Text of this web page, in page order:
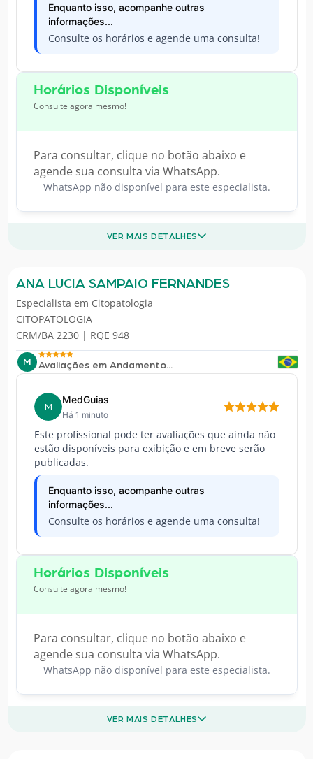
Enquanto isso, acompanhe outras
informações...
Consulte os horários e agende uma consulta!
Horários Disponíveis
Consulte agora mesmo!
Para consultar, clique no botão abaixo e
agende sua consulta via WhatsApp.
WhatsApp não disponível para este especialista.
VER MAIS DETALHES
ANA LUCIA SAMPAIO FERNANDES
Especialista em Citopatologia
CITOPATOLOGIA
CRM/BA 2230 | RQE 948
M Avaliações em Andamento...
M
MedGuias
Há 1 minuto
Este profissional pode ter avaliações que ainda não
estão disponíveis para exibição e em breve serão
publicadas.
Enquanto isso, acompanhe outras
informações...
Consulte os horários e agende uma consulta!
Horários Disponíveis
Consulte agora mesmo!
Para consultar, clique no botão abaixo e
agende sua consulta via WhatsApp.
WhatsApp não disponível para este especialista.
VER MAIS DETALHES